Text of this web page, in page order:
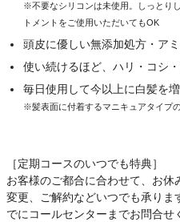
※不要なシリコンは未使用。しっとり
トメントをご使用いただいてもOK
頭皮に優しい無添加処方・アミ
使い続けるほど、ハリ・コシ
毎日使用して今以上に白髪を
※髪表面に付着するマニキュアタイプ
［定期コースのいつでも特典］
お客様のご都合に合わせて、お
変更、ご解約などいつでも承りま
でにコールセンターまでお問合